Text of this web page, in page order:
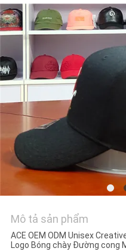
LIÊN
CHÚNG
TÔI
TIN
TỨC
CÁC
HỢP
Mô tả sản phẩm
ACE OEM ODM Unisex
Logo Bóng chày Đường cong